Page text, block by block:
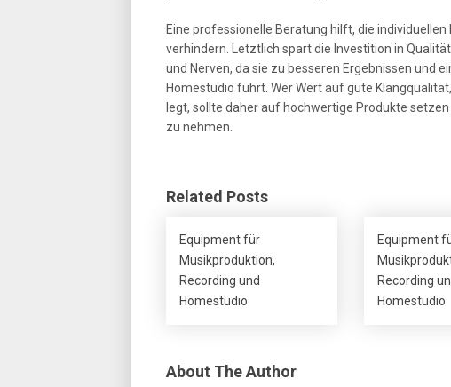
Eine professionelle Beratung hilft, die
verhindern. Letztlich spart die Investition in
und Nerven, da sie zu besseren Ergebnissen und
Homestudio führt. Wer Wert auf gute
legt, sollte daher auf hochwertige Produkte
zu nehmen.
Related Posts
Equipment für
Musikproduktion,
Recording und
Homestudio
Equipment
Recording
Homestudio
About The Author